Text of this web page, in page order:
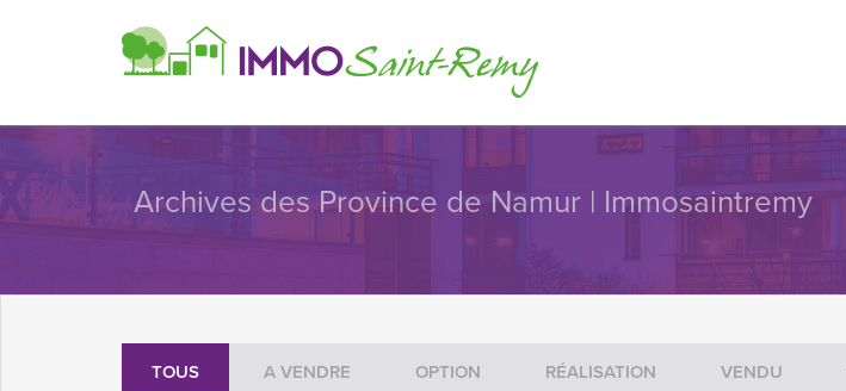
Archives des Province de Namur | Immosaintremy
TOUS A VENDRE OPTION RÉALISATION VENDU